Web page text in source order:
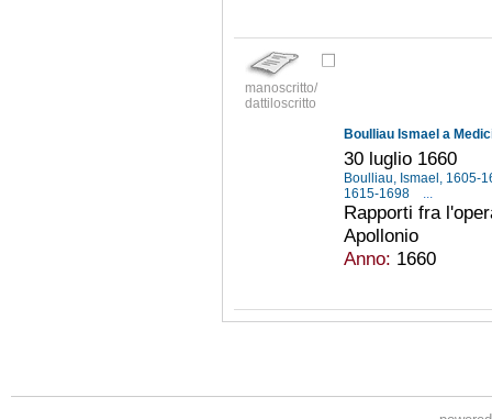
manoscritto/
dattiloscritto
Boulliau Ismael a
30 luglio 1660
Boulliau, Ismael, 1605-
1615-1698
...
Rapporti fra
Apollonio
Anno: 1660